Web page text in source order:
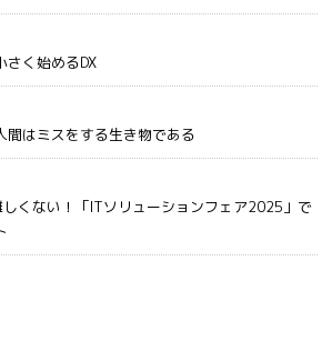
く始めるDX
はミスをする生き物である
くない！「ITソリューションフェア2025」で